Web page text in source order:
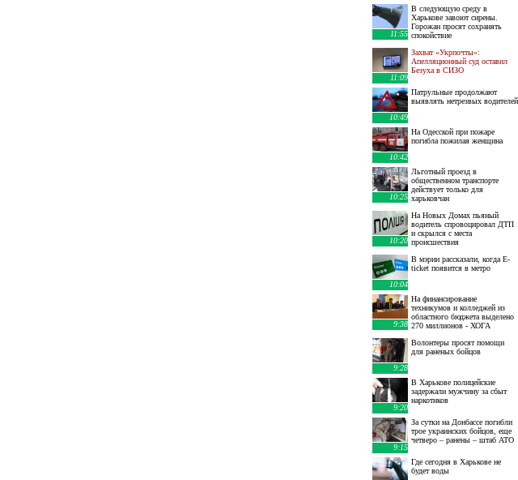
11:55
В следующую среду в
Харькове завоют сирены.
Горожан просят сохранять
спокойствие
11:09
Захват «Укрпочты»:
Апелляционный суд оставил
Безуха в СИЗО
10:49
Патрульные продолжают
выявлять нетрезвых водителей
10:42
На Одесской при пожаре
погибла пожилая женщина
10:25
Льготный проезд в
общественном транспорте
действует только для
харьковчан
10:20
На Новых Домах пьяный
водитель спровоцировал ДТП
и скрылся с места
происшествия
10:04
В мэрии рассказали, когда E-
ticket появится в метро
9:38
На финансирование
техникумов и колледжей из
областного бюджета выделено
270 миллионов - ХОГА
9:28
Волонтеры просят помощи
для раненых бойцов
9:20
В Харькове полицейские
задержали мужчину за сбыт
наркотиков
9:15
За сутки на Донбассе погибли
трое украинских бойцов, еще
четверо – ранены – штаб АТО
Где сегодня в Харькове не
будет воды